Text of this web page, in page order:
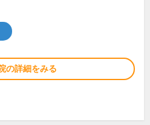
の詳細をみる